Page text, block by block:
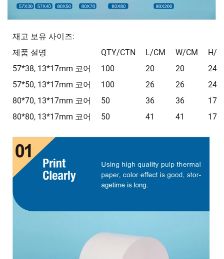
재고 보유 사이즈:
제품 설명
QTY/CTN L/CM W/CM
H/
57*38, 13*17mm 코어
100 20 20
24
57*50, 13*17mm 코어
100 26 26
24
80*70, 13*17mm 코어
50 36 36
17
80*80, 13*17mm 코어
50 41 41 17